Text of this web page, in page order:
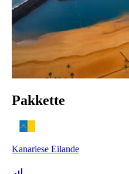
Pakkette
Kanariese Eilande